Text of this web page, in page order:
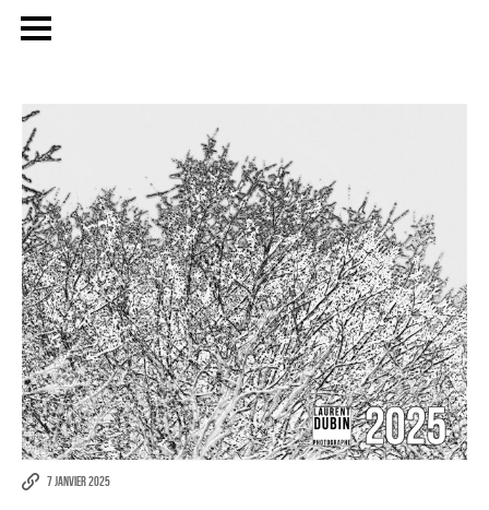
Publicité
eCommerce – Catalogue
PORTRAIT
7 JANVIER 2025